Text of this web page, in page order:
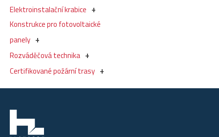
Elektroinstalační krabice
Konstrukce pro fotovoltaické
panely
Rozváděčová technika
Certifikované požární trasy